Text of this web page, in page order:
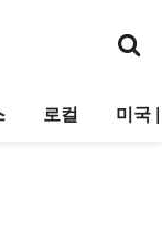
로컬 미국